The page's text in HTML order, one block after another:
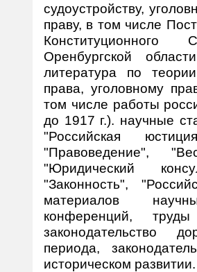
судоустройству,
праву, в том числе
Оренбургской
литература по
права, уголовному
том числе работы
до 1917 г.). научные
"Российская
"Правоведение",
"Юридический
"Законность",
материалов
конференций,
законодательство
периода,
историческом развитии.